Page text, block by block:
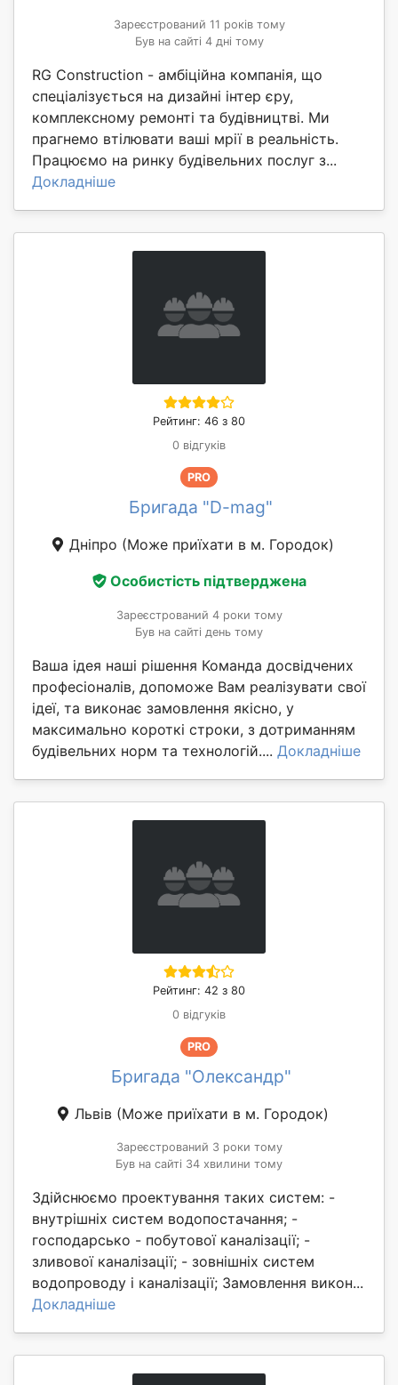
Зареєстрований 11 років тому
Був на сайті 4 дні тому
RG Construction - амбіційна компанія, що
спеціалізується на дизайні інтер єру,
комплексному ремонті та будівництві. Ми
прагнемо втілювати ваші мрії в реальність.
Працюємо на ринку будівельних послуг з...
Докладніше
Рейтинг: 46 з 80
0 відгуків
PRO
Бригада "D-mag"
Дніпро (Може приїхати в м. Городок)
Особистість підтверджена
Зареєстрований 4 роки тому
Був на сайті день тому
Ваша ідея наші рішення Команда досвідчених
професіоналів, допоможе Вам реалізувати свої
ідеї, та виконає замовлення якісно, у
максимально короткі строки, з дотриманням
будівельних норм та технологій.... Докладніше
Рейтинг: 42 з 80
0 відгуків
PRO
Бригада "Олександр"
Львів (Може приїхати в м. Городок)
Зареєстрований 3 роки тому
Був на сайті 34 хвилини тому
Здійснюємо проектування таких систем: -
внутрішніх систем водопостачання; -
господарсько - побутової каналізації; -
зливової каналізації; - зовнішніх систем
водопроводу і каналізації; Замовлення викон...
Докладніше